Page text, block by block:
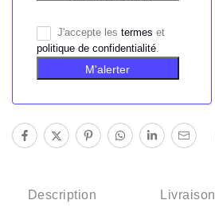
J'accepte les termes et
politique de confidentialité.
M'alerter
Description Livraison